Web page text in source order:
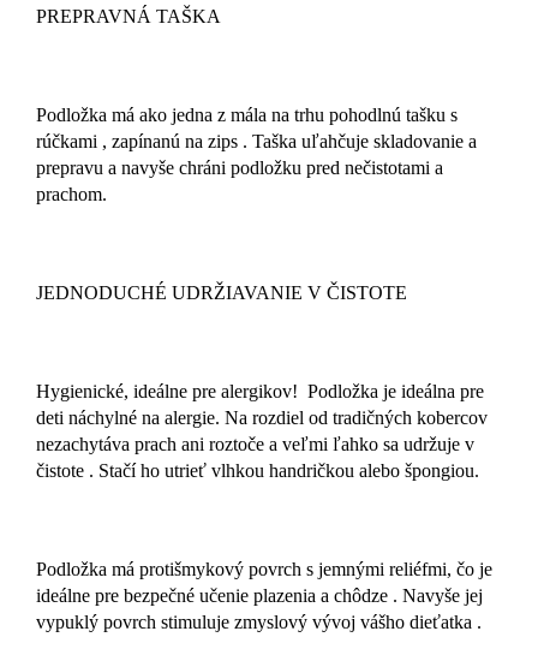
PREPRAVNÁ TAŠKA
Podložka má ako jedna z mála na trhu pohodlnú tašku s
rúčkami , zapínanú na zips . Taška uľahčuje skladovanie a
prepravu a navyše chráni podložku pred nečistotami a
prachom.
JEDNODUCHÉ UDRŽIAVANIE V ČISTOTE
Hygienické, ideálne pre alergikov! Podložka je ideálna pre
deti náchylné na alergie. Na rozdiel od tradičných kobercov
nezachytáva prach ani roztoče a veľmi ľahko sa udržuje v
čistote . Stačí ho utrieť vlhkou handričkou alebo špongiou.
Podložka má protišmykový povrch s jemnými reliéfmi, čo je
ideálne pre bezpečné učenie plazenia a chôdze . Navyše jej
vypuklý povrch stimuluje zmyslový vývoj vášho dieťatka .